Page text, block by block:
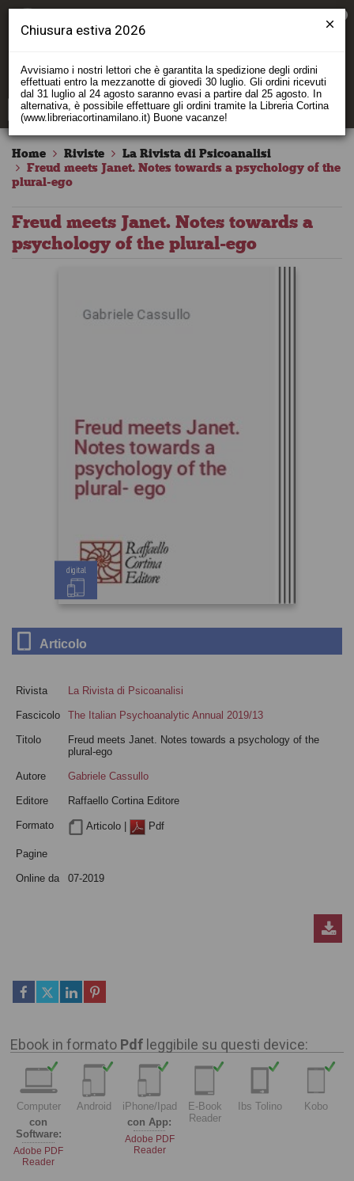
Home Riviste
La Rivista di Psicoanalisi
Freud meets Janet. Notes towards a psychology of the
plural-ego
Freud meets Janet. Notes towards a
psychology of the plural-ego
digital
Articolo
Rivista La Rivista di Psicoanalisi
Fascicolo The Italian Psychoanalytic Annual 2019/13
Titolo
Freud meets Janet. Notes towards a psychology of the
plural-ego
Autore Gabriele Cassullo
Editore Raffaello Cortina Editore
Formato Articolo | Pdf
Pagine
Online da 07-2019
Ebook in formato Pdf leggibile su questi device:
Computer
con
Software:
Adobe PDF
Reader
Android
iPhone/Ipad
con App:
Adobe PDF
Reader
E-Book
Reader
Ibs Tolino Kobo
Chiusura estiva 2026
Avvisiamo i nostri lettori che è garantita la spedizione degli ordini
effettuati entro la mezzanotte di giovedì 30 luglio. Gli ordini ricevuti
dal 31 luglio al 24 agosto saranno evasi a partire dal 25 agosto. In
alternativa, è possibile effettuare gli ordini tramite la Libreria Cortina
(www.libreriacortinamilano.it) Buone vacanze!